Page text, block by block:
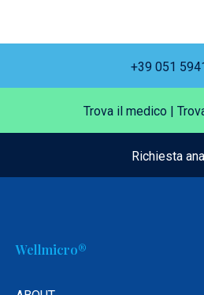
+39 051
Trova il medico |
Richiesta
Wellmicro®